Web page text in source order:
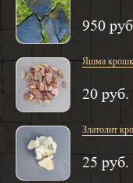
950
Яшма
20 руб.
Златолит
25 руб.